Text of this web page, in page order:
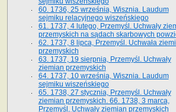
60. 1736, 25 września, Wisznia. Laudum
sejmiku relacyjnego wiszeńskiego
61. 1737, 4 lutego, Przemyśl. Uchwały
przemyskich na sądach skarbowych
62. 1737, 8 lipca, Przemyśl. Uchwała
przemyskich
63. 1737, 19 sierpnia, Przemyśl. Uchwały
ziemian przemyskich
64. 1737, 10 września, Wisznia. Laudum
sejmiku wiszeńskiego
65. 1738, 27 stycznia, Przemyśl. Uchwały
ziemian przemyskich­­. 66. 1738, 3 marca,
Przemyśl. Uchwały ziemian przemyskich­